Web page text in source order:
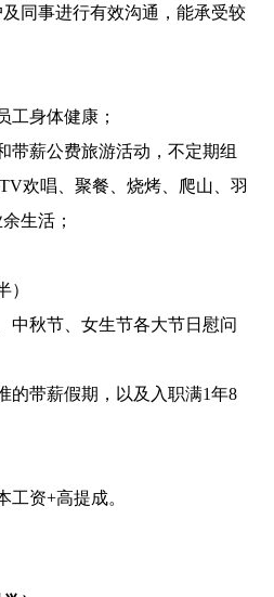
同事进行有效沟通，能承受较
工身体健康；
带薪公费旅游活动，不定期组
欢唱、聚餐、烧烤、爬山、羽
生活；
）
中秋节、女生节各大节日慰问
的带薪假期，以及入职满1年8
工资+高提成。